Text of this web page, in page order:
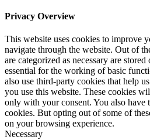
Privacy Overview
This website uses cookies to improve
navigate through the website. Out of
are categorized as necessary are
essential for the working of basic
also use third-party cookies that help
you use this website. These cookies
only with your consent. You also have
cookies. But opting out of some of
on your browsing experience.
Necessary